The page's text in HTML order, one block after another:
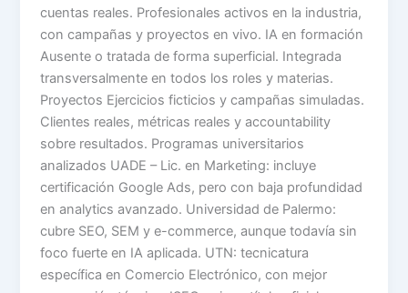
cuentas reales. Profesionales activos en la industria,
con campañas y proyectos en vivo. IA en formación
Ausente o tratada de forma superficial. Integrada
transversalmente en todos los roles y materias.
Proyectos Ejercicios ficticios y campañas simuladas.
Clientes reales, métricas reales y accountability
sobre resultados. Programas universitarios
analizados UADE – Lic. en Marketing: incluye
certificación Google Ads, pero con baja profundidad
en analytics avanzado. Universidad de Palermo:
cubre SEO, SEM y e-commerce, aunque todavía sin
foco fuerte en IA aplicada. UTN: tecnicatura
específica en Comercio Electrónico, con mejor